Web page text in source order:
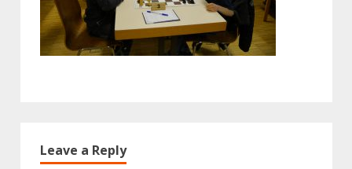
Leave a Reply